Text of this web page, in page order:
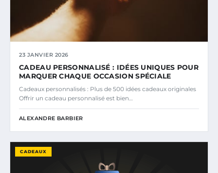
23 JANVIER 2026
CADEAU PERSONNALISÉ : IDÉES UNIQUES POUR
MARQUER CHAQUE OCCASION SPÉCIALE
Cadeaux personnalisés : Plus de 500 idées cadeaux originales
Offrir un cadeau personnalisé est bien…
ALEXANDRE BARBIER
CADEAUX